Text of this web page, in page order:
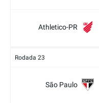
Athletico-PR
Rodada 23
São Paulo